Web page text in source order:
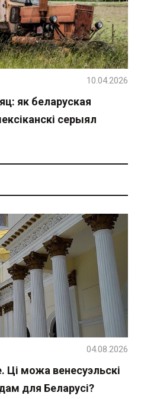
як беларуская
серыял
10.04.2026
можа венесуэльскі
для Беларусі?
04.08.2026